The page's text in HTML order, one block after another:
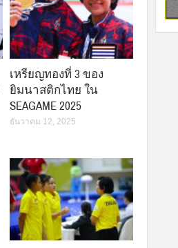
เหรียญทองที่ 3 ของ
ยิมนาสติกไทย ใน
SEAGAME 2025
ธันวาคม 12, 2025